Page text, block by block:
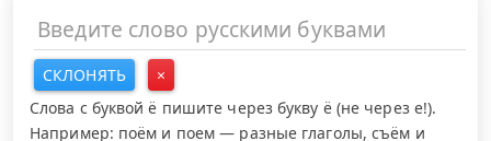
СКЛОНЯТЬ
×
Слова с буквой ё пишите через букву ё (не через е!).
Например: поём и поем — разные глаголы, съём и